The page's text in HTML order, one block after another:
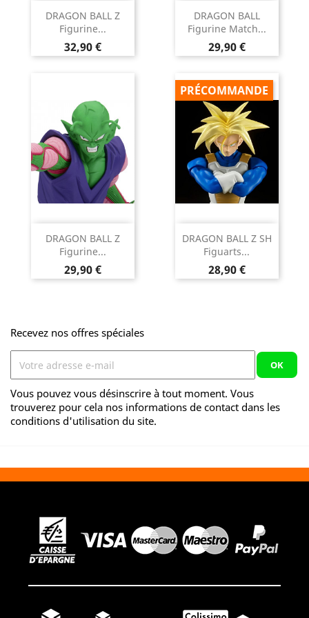
DRAGON BALL Z
Figurine...
Prix
32,90 €
DRAGON BALL
Figurine Match...
Prix
29,90 €
DRAGON BALL Z
Figurine...
Prix
29,90 €
DRAGON BALL Z SH
Figuarts...
Prix
28,90 €
PRÉCOMMANDE
Recevez nos offres spéciales
Vous pouvez vous désinscrire à tout moment. Vous
trouverez pour cela nos informations de contact dans les
conditions d'utilisation du site.